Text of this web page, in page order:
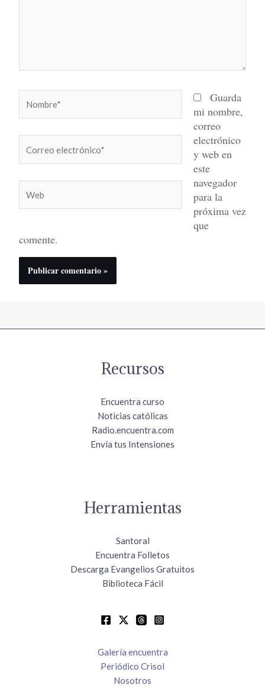
electrónico*
Guarda
mi nombre,
correo
electrónico
y web en
este
navegador
para la
próxima vez
que
comente.
Recursos
Encuentra curso
Noticias católicas
Radio.encuentra.com
Envía tus Intensiones
Herramientas
Santoral
Encuentra Folletos
Descarga Evangelios Gratuitos
Biblioteca Fácil
Galería encuentra
Periódico Crisol
Nosotros